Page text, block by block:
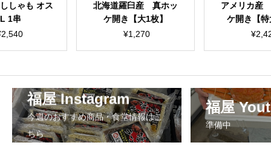
北海道羅臼産 真ホッ
アメリカ産 しまホッ
ケ開き【特大1枚】
福屋 Instagram
今週のおすすめ商品・食堂情報はこ
ちら
福屋
準備中